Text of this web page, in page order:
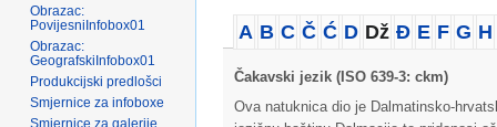
A B C Č Ć D Dž Đ E F G H
Čakavski jezik (ISO 639-3: ckm)
Ova natuknica dio je Dalmatinsko-
Obrazac:
PovijesniInfobox01
Obrazac:
GeografskiInfobox01
Produkcijski predlošci
Smjernice za infoboxe